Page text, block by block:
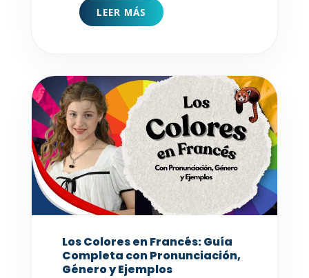
LEER MÁS
Los Colores en Francés: Guía
Completa con Pronunciación,
Género y Ejemplos